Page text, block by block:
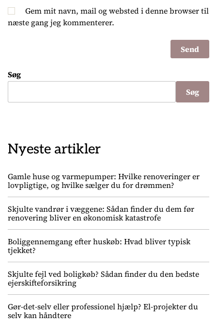
Gem mit navn, mail og websted i denne browser til
næste gang jeg kommenterer.
Søg
Søg
Nyeste artikler
Gamle huse og varmepumper: Hvilke renoveringer er
lovpligtige, og hvilke sælger du for drømmen?
Skjulte vandrør i væggene: Sådan finder du dem før
renovering bliver en økonomisk katastrofe
Boliggennemgang efter huskøb: Hvad bliver typisk
tjekket?
Skjulte fejl ved boligkøb? Sådan finder du den bedste
ejerskifteforsikring
Gør-det-selv eller professionel hjælp? El-projekter du
selv kan håndtere